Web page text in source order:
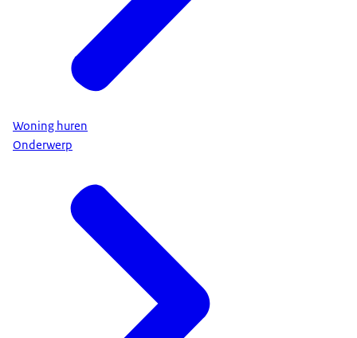
Woning huren
Onderwerp